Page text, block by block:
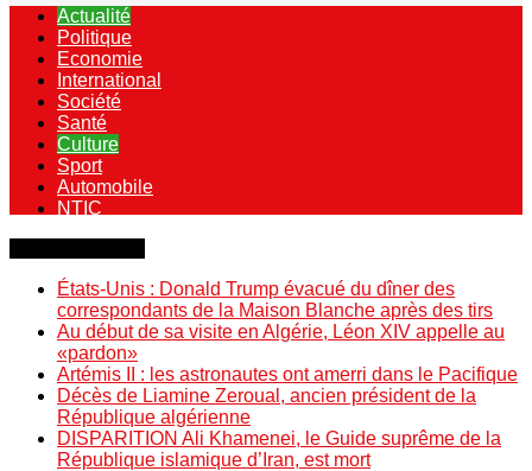
Actualité
Politique
Economie
International
Société
Santé
Culture
Sport
Automobile
NTIC
États-Unis : Donald Trump évacué du dîner des
correspondants de la Maison Blanche après des tirs
Au début de sa visite en Algérie, Léon XIV appelle au
«pardon»
Artémis II : les astronautes ont amerri dans le Pacifique
Décès de Liamine Zeroual, ancien président de la
République algérienne
DISPARITION Ali Khamenei, le Guide suprême de la
République islamique d’Iran, est mort